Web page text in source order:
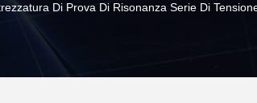
Di Prova Di Risonanza Serie Di